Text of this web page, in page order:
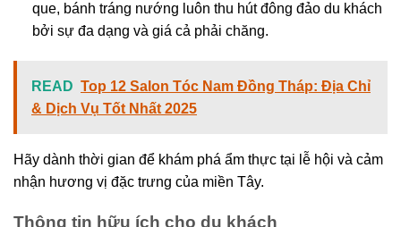
que, bánh tráng nướng luôn thu hút đông đảo du khách
bởi sự đa dạng và giá cả phải chăng.
READ Top 12 Salon Tóc Nam Đồng Tháp: Địa Chỉ
& Dịch Vụ Tốt Nhất 2025
Hãy dành thời gian để khám phá ẩm thực tại lễ hội và cảm
nhận hương vị đặc trưng của miền Tây.
Thông tin hữu ích cho du khách